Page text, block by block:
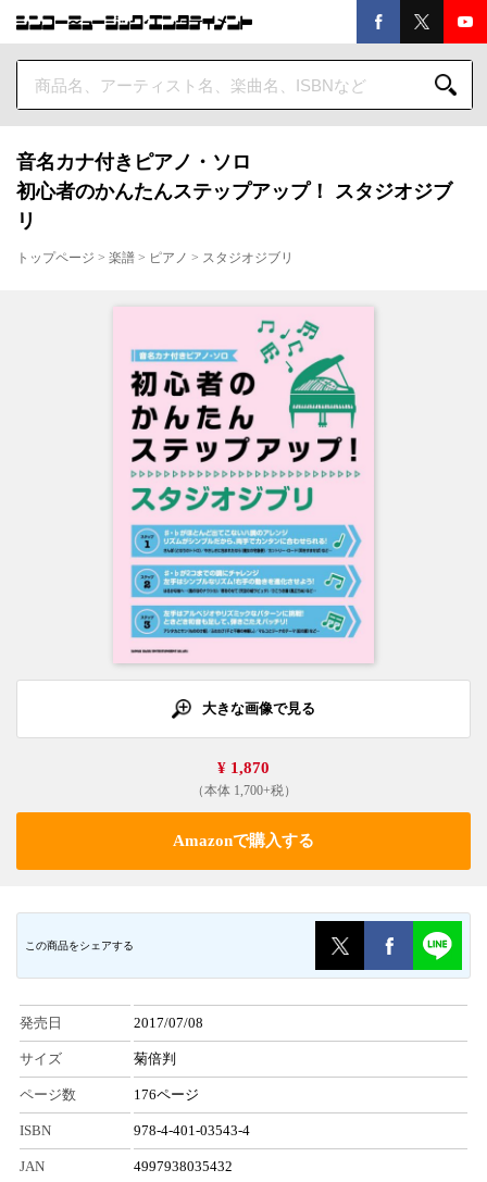
音名カナ付きピアノ・ソロ
初心者のかんたんステップアップ！ スタジオジブ
リ
トップページ > 楽譜 > ピアノ > スタジオジブリ
大きな画像で見る
¥ 1,870
（本体 1,700+税）
Amazonで購入する
この商品をシェアする
発売日 2017/07/08
サイズ 菊倍判
ページ数 176ページ
ISBN 978-4-401-03543-4
JAN 4997938035432